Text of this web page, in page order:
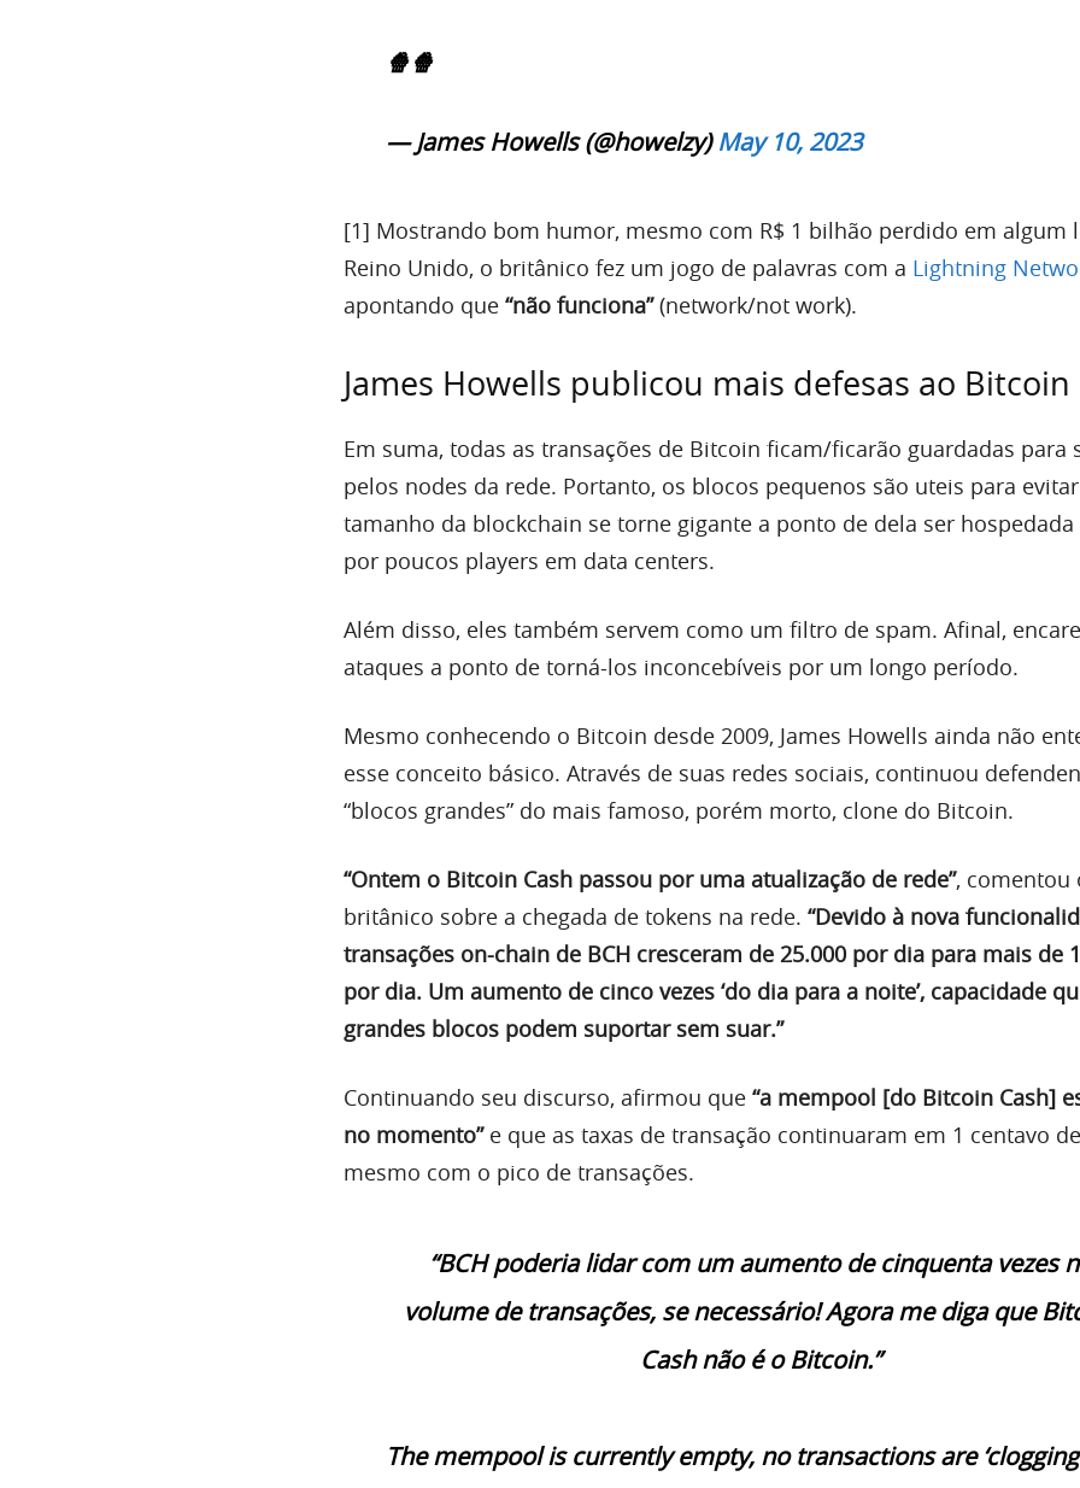
🍿🍿
— James Howells (@howelzy)May 10, 2023
[1] Mostrando bom humor, mesmo com R$ 1 bilhão perdido em algum
Reino Unido, o britânico fez um jogo de palavras com a Lightning
apontando que “não funciona”(network/not work).
James Howells publicou mais defesas ao Bitcoin
Em suma, todas as transações de Bitcoin ficam/ficarão guardadas para
pelos nodes da rede. Portanto, os blocos pequenos são uteis para
tamanho da blockchain se torne gigante a ponto de dela ser hospedada
por poucos players em data centers.
Além disso, eles também servem como um filtro de spam. Afinal,
ataques a ponto de torná-los inconcebíveis por um longo período.
Mesmo conhecendo o Bitcoin desde 2009, James Howells ainda não
esse conceito básico. Através de suas redes sociais, continuou
“blocos grandes” do mais famoso, porém morto, clone do Bitcoin.
“Ontem o Bitcoin Cash passou por uma atualização de rede”, comentou
britânico sobre a chegada de tokens na rede. “Devido à nova
transações on-chain de BCH cresceram de 25.000 por dia para mais de
por dia. Um aumento de cinco vezes ‘do dia para a noite’, capacidade
grandes blocos podem suportar sem suar.”
Continuando seu discurso, afirmou que “a mempool [do Bitcoin Cash]
no momento”e que as taxas de transação continuaram em 1 centavo
mesmo com o pico de transações.
“BCH poderia lidar com um aumento de cinquenta vezes
volume de transações, se necessário! Agora me diga que
Cash não é o Bitcoin.”
The mempool is currently empty, no transactions are